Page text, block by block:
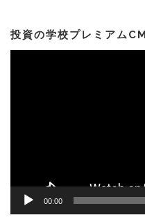
投資の学校プレミアムCM
00:00